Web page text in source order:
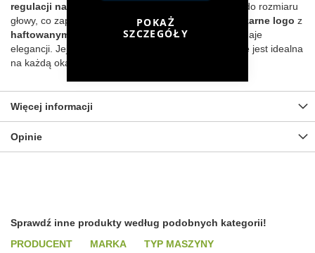
POKAŻ
SZCZEGÓŁY
regulacji na rzep
z tyłu, można ją łatwo dopasować do rozmiaru
głowy, co zapewnia
indywidualne dopasowanie Czarne logo z
haftowanymi konturamiw tej samej kolorystyce dodaje
elegancji. Jej
sprawia, że jest idealna
na każdą okazję i pasuje do każdego stroju.
Więcej informacji
Opinie
Sprawdź inne produkty według podobnych kategorii!
PRODUCENT
MARKA TYP MASZYNY